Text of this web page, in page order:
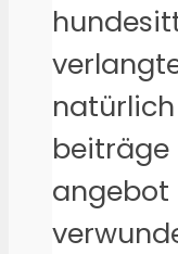
beiträge
angebot